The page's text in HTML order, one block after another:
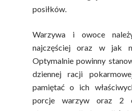
posiłków.
Warzywa i owoce
najczęściej oraz w jak
Optymalnie powinny
dziennej racji
pamiętać o ich
porcje warzyw oraz 2